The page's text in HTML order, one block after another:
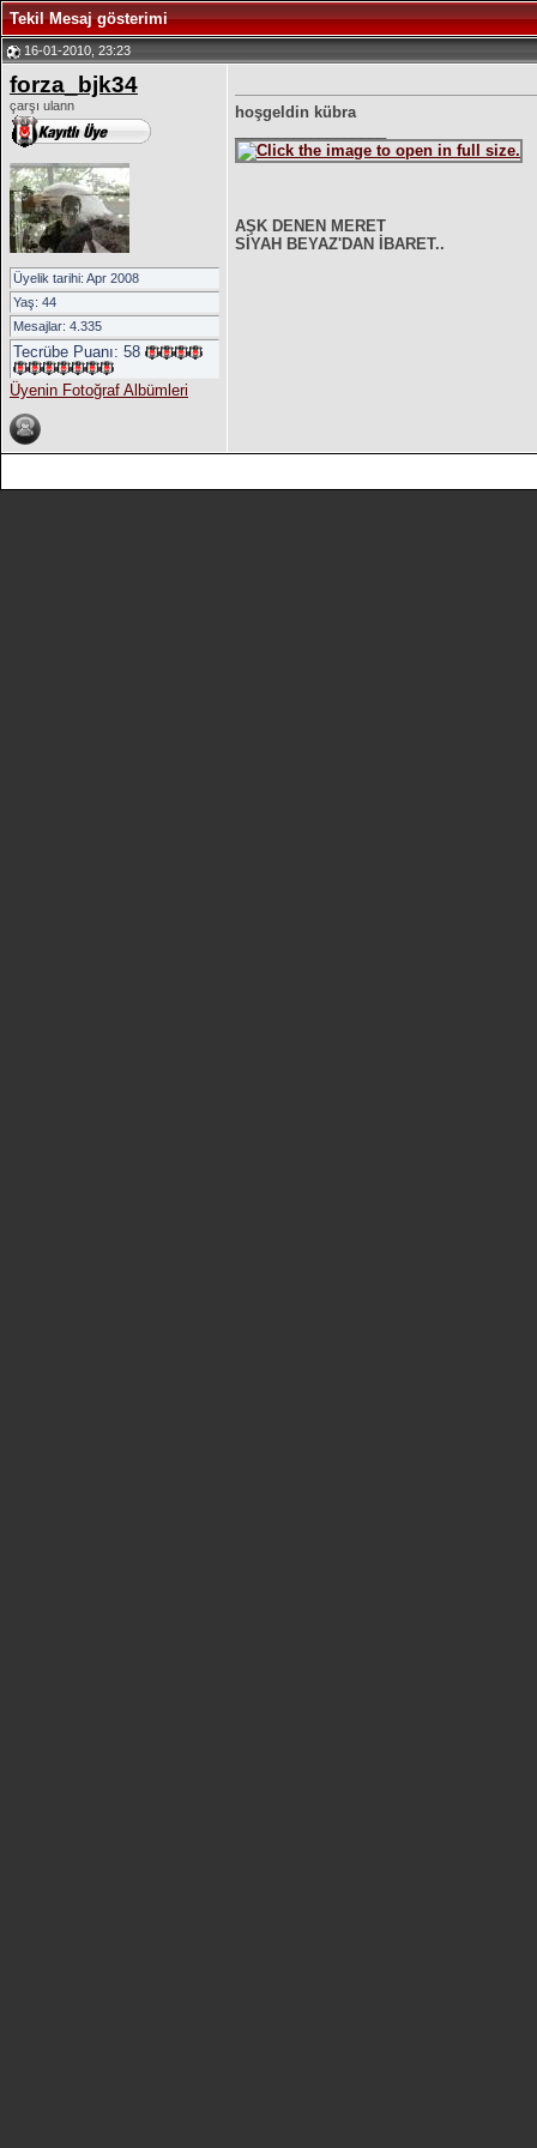
Tekil Mesaj gösterimi
16-01-2010, 23:23
forza_bjk34
çarşı ulann
Üyelik tarihi: Apr 2008
Yaş: 44
Mesajlar: 4.335
Tecrübe Puanı: 58
Üyenin Fotoğraf Albümleri
hoşgeldin kübra
AŞK DENEN MERET
SİYAH BEYAZ'DAN İBARET..